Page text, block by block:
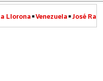
Llorona Venezuela José